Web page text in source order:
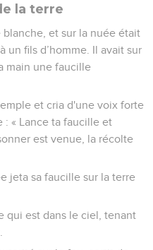
la terre
et sur la nuée était
un fils d’homme. Il avait sur
main une faucille
et cria d'une voix forte
: « Lance ta faucille et
est venue, la récolte
jeta sa faucille sur la terre
qui est dans le ciel, tenant